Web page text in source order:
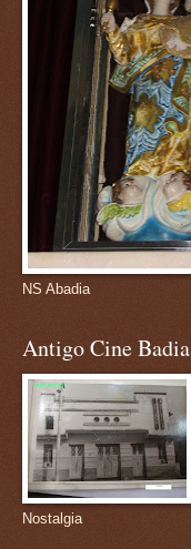
NS Abadia
Antigo Cine Badia
Nostalgia